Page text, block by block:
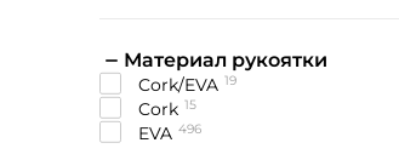
Материал рукоятки
cork/EVA 19
cork 15
EVA 496